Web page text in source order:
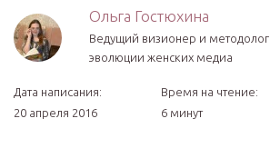
Ольга Гостюхина
Ведущий визионер и методолог
эволюции женских медиа
Дата написания:
20 апреля 2016
Время на чтение:
6 минут